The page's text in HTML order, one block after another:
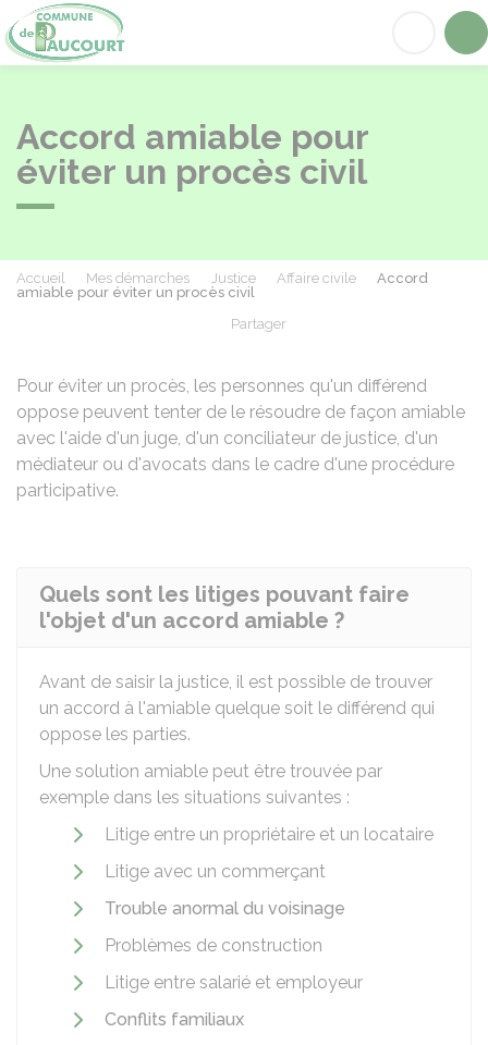
Accord amiable pour
éviter un procès civil
Accueil Mes démarches Justice Affaire civile
Accord
amiable pour éviter un procès civil
Partager
Pour éviter un procès, les personnes qu'un différend
oppose peuvent tenter de le résoudre de façon amiable
avec l'aide d'un juge, d'un conciliateur de justice, d'un
médiateur ou d'avocats dans le cadre d'une procédure
participative.
Quels sont les litiges pouvant faire
l'objet d'un accord amiable ?
Avant de saisir la justice, il est possible de trouver
un accord à l'amiable quelque soit le différend qui
oppose les parties.
Une solution amiable peut être trouvée par
exemple dans les situations suivantes :
Litige entre un propriétaire et un locataire
Litige avec un commerçant
Trouble anormal du voisinage
Problèmes de construction
Litige entre salarié et employeur
Conflits familiaux